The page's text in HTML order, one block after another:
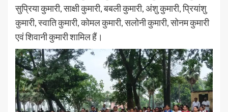
सुप्रिया कुमारी, साक्षी कुमारी, बबली कुमारी, अंशु कुमारी, प्रियांशु
कुमारी, स्वाति कुमारी, कोमल कुमारी, सलोनी कुमारी, सोनम कुमारी
एवं शिवानी कुमारी शामिल हैं।